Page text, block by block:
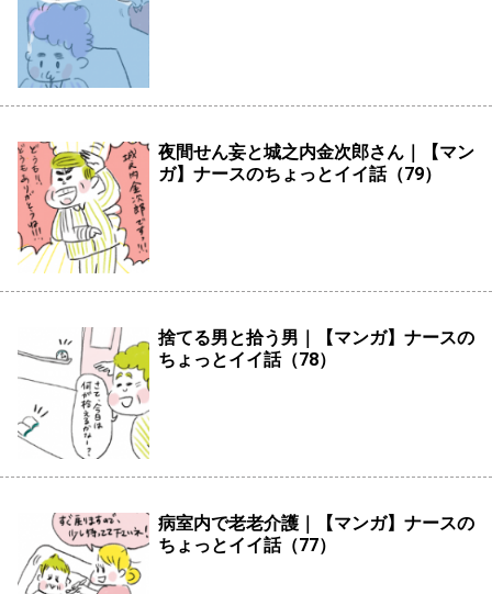
夜間せん妄と城之内金次郎さん｜【マン
ガ】ナースのちょっとイイ話（79）
捨てる男と拾う男｜【マンガ】ナースの
ちょっとイイ話（78）
病室内で老老介護｜【マンガ】ナースの
ちょっとイイ話（77）